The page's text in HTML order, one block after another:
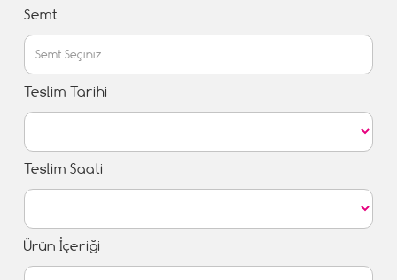
Semt
Teslim Tarihi
Teslim Saati
Ürün İçeriği